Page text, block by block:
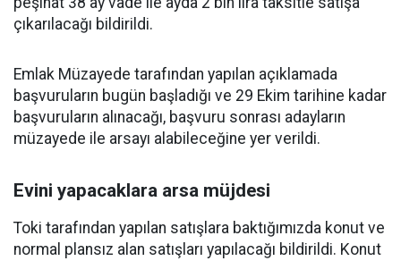
çıkarılacağı bildirildi.
Emlak Müzayede tarafından yapılan açıklamada
başvuruların bugün başladığı ve 29 Ekim tarihine kadar
başvuruların alınacağı, başvuru sonrası adayların
müzayede ile arsayı alabileceğine yer verildi.
Evini yapacaklara arsa müjdesi
Toki tarafından yapılan satışlara baktığımızda konut ve
normal plansız alan satışları yapılacağı bildirildi. Konut